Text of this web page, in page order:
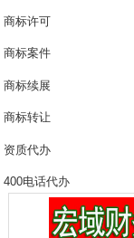
商标许可
商标案件
商标续展
商标转让
资质代办
400电话代办